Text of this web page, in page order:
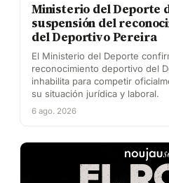
Ministerio del Deporte
suspensión del
del Deportivo Pereira
El Ministerio del Deporte
reconocimiento deportivo del
inhabilita para competir
su situación jurídica y laboral.
6 ago. 2026